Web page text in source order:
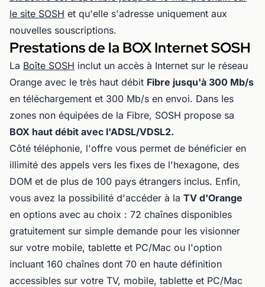
le site SOSH et qu'elle s'adresse uniquement aux
nouvelles souscriptions.
Prestations de la BOX Internet SOSH
La Boîte SOSH inclut un accès à Internet sur le réseau
Orange avec le très haut débit Fibre jusqu'à 300 Mb/s
en téléchargement et 300 Mb/s en envoi. Dans les
zones non équipées de la Fibre, SOSH propose sa
BOX haut débit avec l'ADSL/VDSL2.
Côté téléphonie, l'offre vous permet de bénéficier en
illimité des appels vers les fixes de l'hexagone, des
DOM et de plus de 100 pays étrangers inclus. Enfin,
vous avez la possibilité d'accéder à la TV d'Orange
en options avec au choix : 72 chaînes disponibles
gratuitement sur simple demande pour les visionner
sur votre mobile, tablette et PC/Mac ou l'option
incluant 160 chaînes dont 70 en haute définition
accessibles sur votre TV, mobile, tablette et PC/Mac